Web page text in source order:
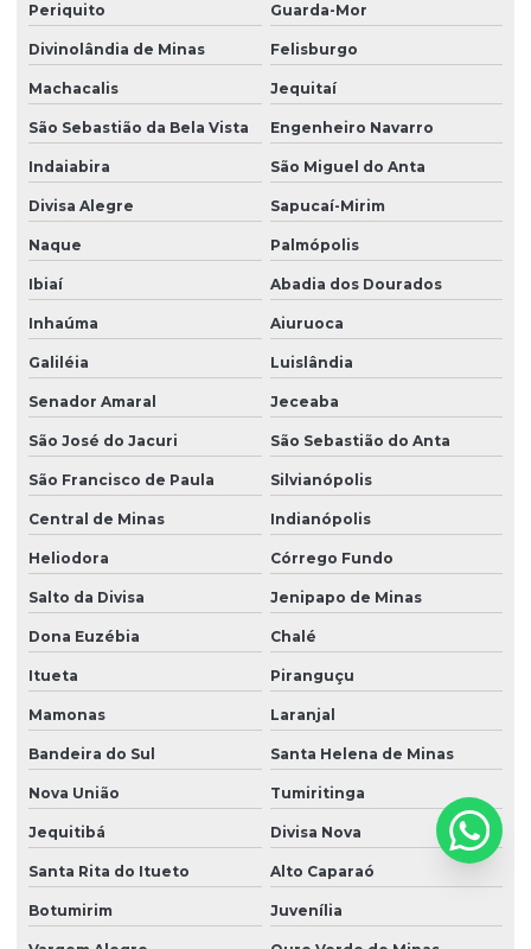
Periquito Guarda-Mor
Divinolândia de Minas Felisburgo
Machacalis Jequitaí
São Sebastião da Bela Vista Engenheiro Navarro
Indaiabira São Miguel do Anta
Divisa Alegre Sapucaí-Mirim
Naque Palmópolis
Ibiaí Abadia dos Dourados
Inhaúma Aiuruoca
Galiléia Luislândia
Senador Amaral Jeceaba
São José do Jacuri São Sebastião do Anta
São Francisco de Paula Silvianópolis
Central de Minas Indianópolis
Heliodora Córrego Fundo
Salto da Divisa Jenipapo de Minas
Dona Euzébia Chalé
Itueta Piranguçu
Mamonas Laranjal
Bandeira do Sul Santa Helena de Minas
Nova União Tumiritinga
Jequitibá Divisa Nova
Santa Rita do Itueto Alto Caparaó
Botumirim Juvenília